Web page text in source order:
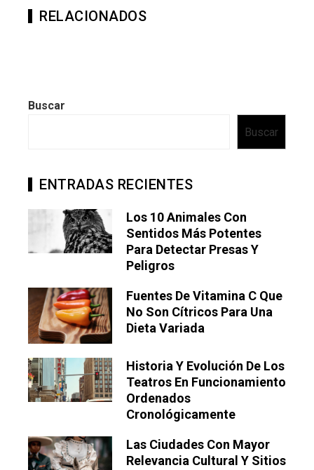
RELACIONADOS
Buscar
Buscar
ENTRADAS RECIENTES
Los 10 Animales Con
Sentidos Más Potentes
Para Detectar Presas Y
Peligros
Fuentes De Vitamina C Que
No Son Cítricos Para Una
Dieta Variada
Historia Y Evolución De Los
Teatros En Funcionamiento
Ordenados
Cronológicamente
Las Ciudades Con Mayor
Relevancia Cultural Y Sitios